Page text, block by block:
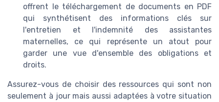
offrent le téléchargement de documents en PDF
qui synthétisent des informations clés sur
l'entretien et l'indemnité des assistantes
maternelles, ce qui représente un atout pour
garder une vue d'ensemble des obligations et
droits.
Assurez-vous de choisir des ressources qui sont non
seulement à jour mais aussi adaptées à votre situation